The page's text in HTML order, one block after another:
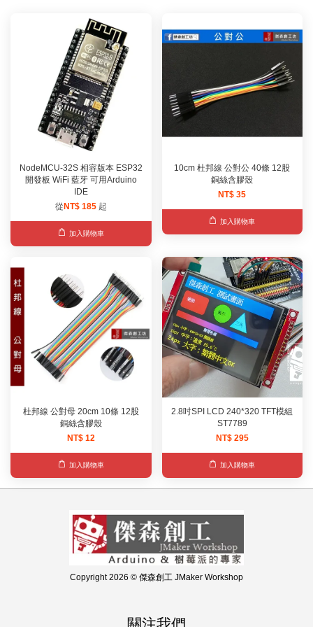
NodeMCU-32S 相容版本 ESP32
開發板 WiFi 藍牙 可用Arduino
IDE
從NT$ 185 起
加入購物車
10cm 杜邦線 公對公 40條 12股
銅絲含膠殼
NT$ 35
加入購物車
杜邦線 公對母 20cm 10條 12股
銅絲含膠殼
NT$ 12
加入購物車
2.8吋SPI LCD 240*320 TFT模組
ST7789
NT$ 295
加入購物車
Copyright 2026 © 傑森創工 JMaker Workshop